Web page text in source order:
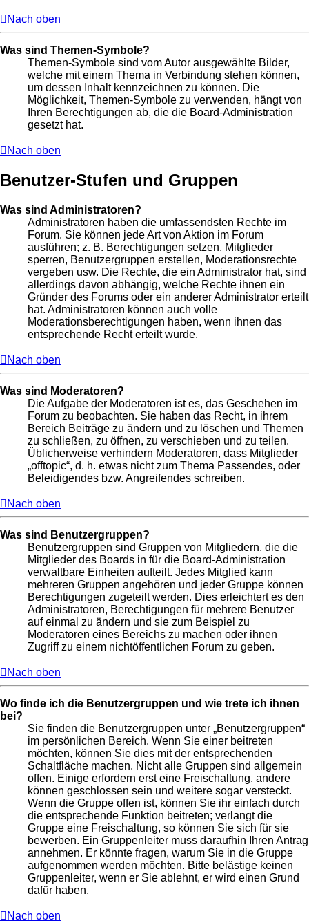
Nach oben
Was sind Themen-Symbole?
Themen-Symbole sind vom Autor ausgewählte Bilder,
welche mit einem Thema in Verbindung stehen können,
um dessen Inhalt kennzeichnen zu können. Die
Möglichkeit, Themen-Symbole zu verwenden, hängt von
Ihren Berechtigungen ab, die die Board-Administration
gesetzt hat.
Nach oben
Benutzer-Stufen und Gruppen
Was sind Administratoren?
Administratoren haben die umfassendsten Rechte im
Forum. Sie können jede Art von Aktion im Forum
ausführen; z. B. Berechtigungen setzen, Mitglieder
sperren, Benutzergruppen erstellen, Moderationsrechte
vergeben usw. Die Rechte, die ein Administrator hat, sind
allerdings davon abhängig, welche Rechte ihnen ein
Gründer des Forums oder ein anderer Administrator erteilt
hat. Administratoren können auch volle
Moderationsberechtigungen haben, wenn ihnen das
entsprechende Recht erteilt wurde.
Nach oben
Was sind Moderatoren?
Die Aufgabe der Moderatoren ist es, das Geschehen im
Forum zu beobachten. Sie haben das Recht, in ihrem
Bereich Beiträge zu ändern und zu löschen und Themen
zu schließen, zu öffnen, zu verschieben und zu teilen.
Üblicherweise verhindern Moderatoren, dass Mitglieder
„offtopic“, d. h. etwas nicht zum Thema Passendes, oder
Beleidigendes bzw. Angreifendes schreiben.
Nach oben
Was sind Benutzergruppen?
Benutzergruppen sind Gruppen von Mitgliedern, die die
Mitglieder des Boards in für die Board-Administration
verwaltbare Einheiten aufteilt. Jedes Mitglied kann
mehreren Gruppen angehören und jeder Gruppe können
Berechtigungen zugeteilt werden. Dies erleichtert es den
Administratoren, Berechtigungen für mehrere Benutzer
auf einmal zu ändern und sie zum Beispiel zu
Moderatoren eines Bereichs zu machen oder ihnen
Zugriff zu einem nichtöffentlichen Forum zu geben.
Nach oben
Wo finde ich die Benutzergruppen und wie trete ich ihnen
bei?
Sie finden die Benutzergruppen unter „Benutzergruppen“
im persönlichen Bereich. Wenn Sie einer beitreten
möchten, können Sie dies mit der entsprechenden
Schaltfläche machen. Nicht alle Gruppen sind allgemein
offen. Einige erfordern erst eine Freischaltung, andere
können geschlossen sein und weitere sogar versteckt.
Wenn die Gruppe offen ist, können Sie ihr einfach durch
die entsprechende Funktion beitreten; verlangt die
Gruppe eine Freischaltung, so können Sie sich für sie
bewerben. Ein Gruppenleiter muss daraufhin Ihren Antrag
annehmen. Er könnte fragen, warum Sie in die Gruppe
aufgenommen werden möchten. Bitte belästige keinen
Gruppenleiter, wenn er Sie ablehnt, er wird einen Grund
dafür haben.
Nach oben